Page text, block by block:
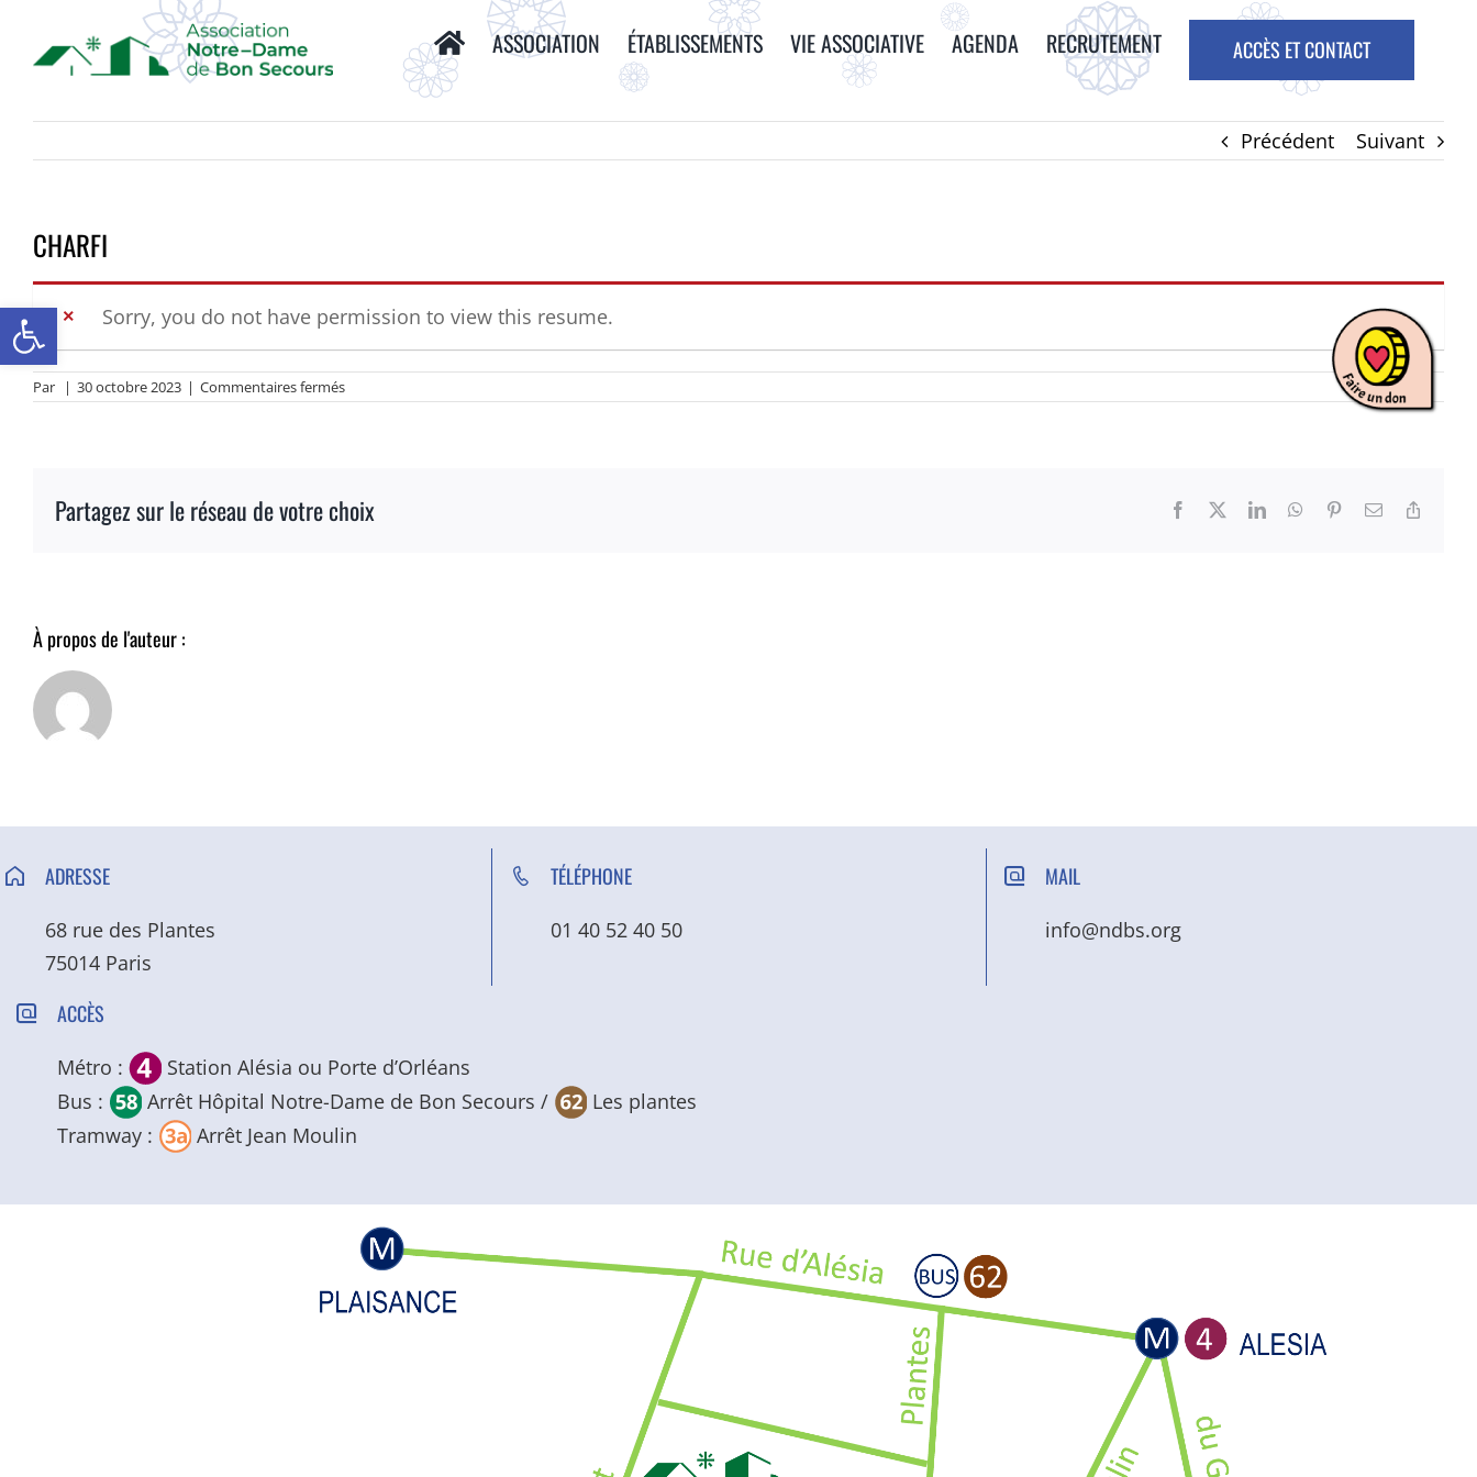
Ouvrir la barre d’outils
contenu
ASSOCIATION ÉTABLISSEMENTS VIE ASSOCIATIVE AGENDA RECRUTEMENT ACCÈS ET CONTACT
Précédent Suivant
CHARFI
Sorry, you do not have permission to view this resume.
Par | 30 octobre 2023 | Commentaires ferméssur
CHARFI
Partagez sur le réseau de votre choix Facebook LinkedInWhatsApp
PinterestEmail
À propos de l'auteur :
ADRESSE
68 rue des Plantes
75014 Paris
TÉLÉPHONE
01 40 52 40 50
MAIL
info@ndbs.org
ACCÈS
Métro :
Station Alésia ou Porte d’Orléans
Bus :
Arrêt Hôpital Notre-Dame de Bon Secours /
Les plantes
Tramway :
Arrêt Jean Moulin